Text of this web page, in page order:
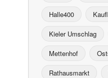
Halle400
Kieler Umschlag
Mettenhof
Rathausmarkt